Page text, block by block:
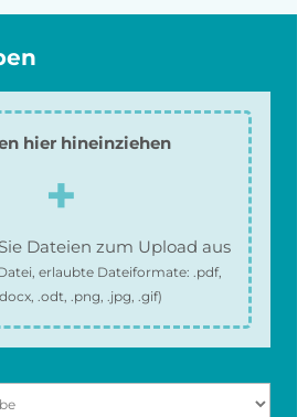
hier hineinziehen
Dateien zum Upload aus
erlaubte Dateiformate: .pdf,
.odt, .png, .jpg, .gif)